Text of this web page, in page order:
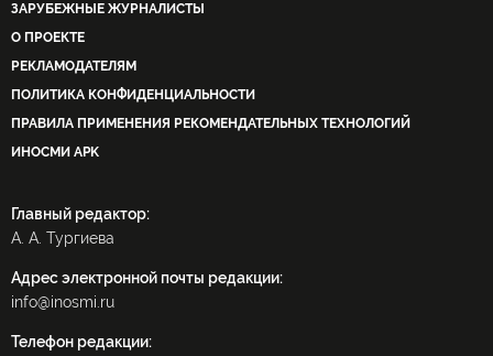
ЗАРУБЕЖНЫЕ ЖУРНАЛИСТЫ
О ПРОЕКТЕ
РЕКЛАМОДАТЕЛЯМ
ПОЛИТИКА КОНФИДЕНЦИАЛЬНОСТИ
ПРАВИЛА ПРИМЕНЕНИЯ РЕКОМЕНДАТЕЛЬНЫХ ТЕХНОЛОГИЙ
ИНОСМИ APK
Главный редактор:
А. А. Тургиева
Адрес электронной почты редакции:
info@inosmi.ru
Телефон редакции: